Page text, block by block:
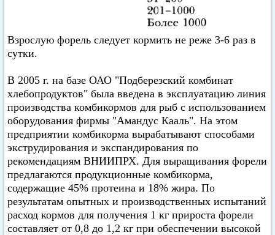
Взрослую форель следует кормить не реже 3-6 раз в
сутки.
В 2005 г. на базе ОАО "Подберезский комбинат
хлебопродуктов" была введена в эксплуатацию линия
производства комбикормов для рыб с использованием
оборудования фирмы "Амандус Кааль". На этом
предприятии комбикорма вырабатывают способами
экструдирования и экспандирования по
рекомендациям ВНИИПРХ. Для выращивания форели
предлагаются продукционные комбикорма,
содержащие 45% протеина и 18% жира. По
результатам опытных и производственных испытаний
расход кормов для получения 1 кг прироста форели
составляет от 0,8 до 1,2 кг при обеспечении высокой